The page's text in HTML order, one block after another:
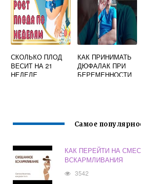
СКОЛЬКО ПЛОД
ВЕСИТ НА 21
НЕДЕЛЕ
КАК ПРИНИМАТЬ
ДЮФАЛАК ПРИ
БЕРЕМЕННОСТИ
Самое
КАК ПЕРЕЙТИ НА
ВСКАРМЛИВАНИЯ
3542